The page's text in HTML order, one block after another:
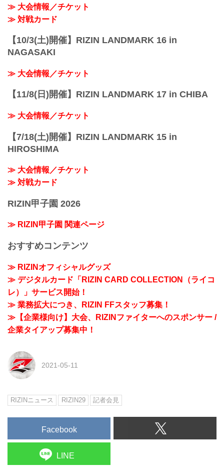
≫ 大会情報／チケット
≫ 対戦カード
【10/3(土)開催】RIZIN LANDMARK 16 in
NAGASAKI
≫ 大会情報／チケット
【11/8(日)開催】RIZIN LANDMARK 17 in CHIBA
≫ 大会情報／チケット
【7/18(土)開催】RIZIN LANDMARK 15 in
HIROSHIMA
≫ 大会情報／チケット
≫ 対戦カード
RIZIN甲子園 2026
≫ RIZIN甲子園 関連ページ
おすすめコンテンツ
≫ RIZINオフィシャルグッズ
≫ デジタルカード「RIZIN CARD COLLECTION（ライコ
レ）」サービス開始！
≫ 業務拡大につき、RIZIN FFスタッフ募集！
≫【企業様向け】大会、RIZINファイターへのスポンサー /
企業タイアップ募集中！
2021-05-11
RIZINニュース RIZIN29 記者会見
Facebook
LINE